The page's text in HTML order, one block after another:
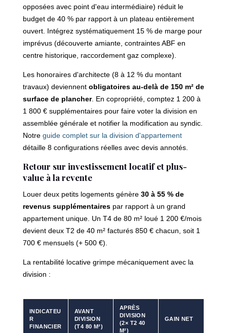
opposées avec point d'eau intermédiaire) réduit le
budget de 40 % par rapport à un plateau entièrement
ouvert. Intégrez systématiquement 15 % de marge pour
imprévus (découverte amiante, contraintes ABF en
centre historique, raccordement gaz complexe).
Les honoraires d'architecte (8 à 12 % du montant
travaux) deviennent obligatoires au-delà de 150 m² de
surface de plancher. En copropriété, comptez 1 200 à
1 800 € supplémentaires pour faire voter la division en
assemblée générale et notifier la modification au syndic.
Notre guide complet sur la division d'appartement
détaille 8 configurations réelles avec devis annotés.
Retour sur investissement locatif et plus-
value à la revente
Louer deux petits logements génère 30 à 55 % de
revenus supplémentairespar rapport à un grand
appartement unique. Un T4 de 80 m² loué 1 200 €/mois
devient deux T2 de 40 m² facturés 850 € chacun, soit 1
700 € mensuels (+ 500 €).
La rentabilité locative grimpe mécaniquement avec la
division :
INDICATEU
R
FINANCIER
AVANT
DIVISION
(T4 80 M²)
APRÈS
DIVISION
(2× T2 40
M²)
GAIN NET